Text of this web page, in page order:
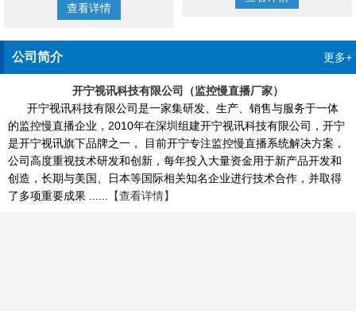
查看详情
公司简介 更多+
开宁视讯科技有限公司（监控慢直播厂家）
开宁视讯科技有限公司是一家集研发、生产、销售与服务于一体
的监控慢直播企业，2010年在深圳组建开宁视讯科技有限公司，开宁
是开宁视讯旗下品牌之一， 目前开宁专注监控慢直播系统解决方案，
公司高度重视技术研发和创新，每年投入大量资金用于新产品开发和
创造，长期与美国、日本等国际相关知名企业进行技术合作，并取得
了多项重要成果 ......
【查看详情】